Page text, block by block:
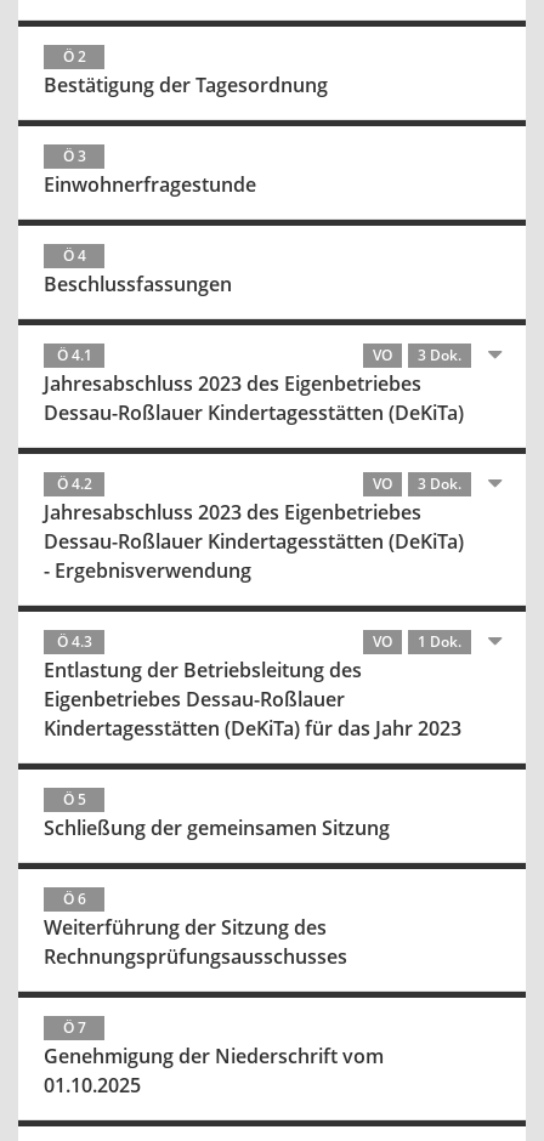
Ö 2
Bestätigung der Tagesordnung
Ö 3
Einwohnerfragestunde
Ö 4
Beschlussfassungen
Ö 4.1 VO 3 Dok.
Jahresabschluss 2023 des Eigenbetriebes
Dessau-Roßlauer Kindertagesstätten (DeKiTa)
Ö 4.2 VO 3 Dok.
Jahresabschluss 2023 des Eigenbetriebes
Dessau-Roßlauer Kindertagesstätten (DeKiTa)
- Ergebnisverwendung
Ö 4.3 VO 1 Dok.
Entlastung der Betriebsleitung des
Eigenbetriebes Dessau-Roßlauer
Kindertagesstätten (DeKiTa) für das Jahr 2023
Ö 5
Schließung der gemeinsamen Sitzung
Ö 6
Weiterführung der Sitzung des
Rechnungsprüfungsausschusses
Ö 7
Genehmigung der Niederschrift vom
01.10.2025